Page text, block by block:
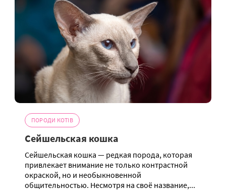
ПОРОДИ КОТІВ
Сейшельская кошка
Сейшельская кошка — редкая порода, которая
привлекает внимание не только контрастной
окраской, но и необыкновенной
общительностью. Несмотря на своё название,...